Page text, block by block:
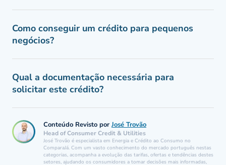
Como conseguir um crédito para pequenos
negócios?
Qual a documentação necessária para
solicitar este crédito?
Conteúdo Revisto por José Trovão
Head of Consumer Credit & Utilities
José Trovão é especialista em Energia e Crédito ao Consumo no
ComparaJá. Com um vasto conhecimento do mercado português nestas
categorias, acompanha a evolução das tarifas, ofertas e tendências destes
setores, ajudando os consumidores a tomar decisões mais informadas,